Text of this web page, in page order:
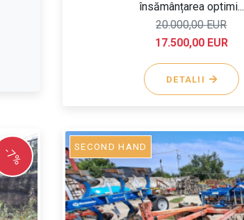
însămânțarea optimi...
20.000,00 EUR
17.500,00 EUR
DETALII
-7% SECOND HAND